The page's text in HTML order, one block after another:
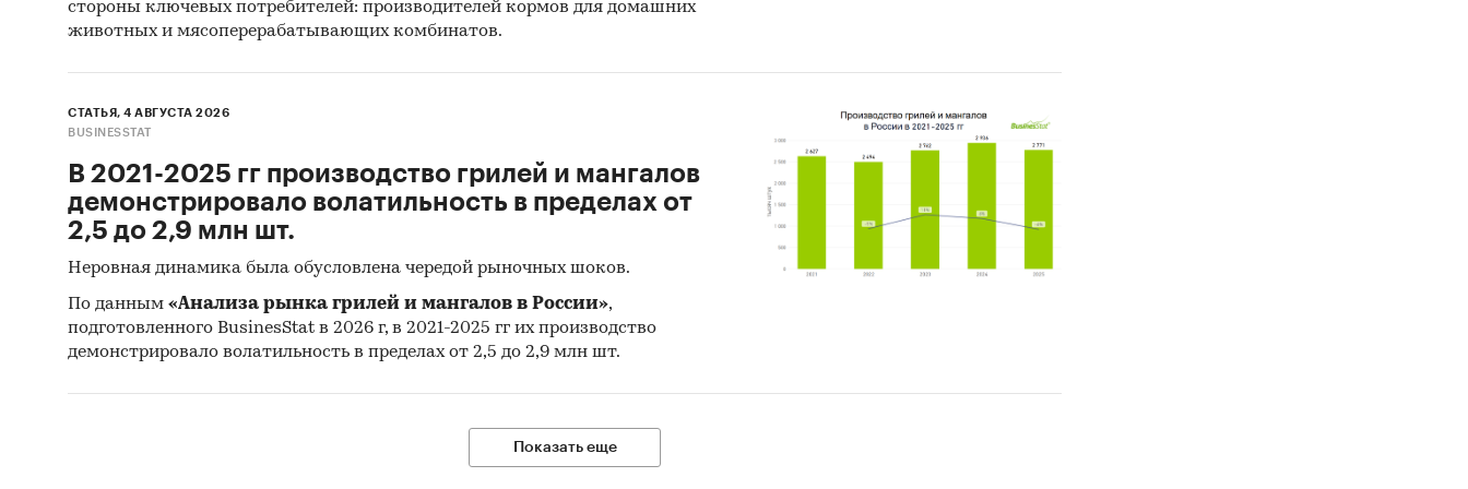
Источники получения информации
Материалы DataMonitor, EuroMonitor, Eurostat.
Печатные и электронные деловые и специализированные
издания, аналитические обзоры.
Ресурсы сети Интернет в России и мире.
Экспертные опросы.
Материалы участников отечественного и мирового рынков.
Материалы отраслевых учреждений и базы данных.
стороны ключевых потребителей: производителей кормов для домашних
животных и мясоперерабатывающих комбинатов.
СТАТЬЯ, 4 АВГУСТА 2026
BUSINESSTAT
В 2021-2025 гг производство грилей и мангалов
демонстрировало волатильность в пределах от
2,5 до 2,9 млн шт.
Неровная динамика была обусловлена чередой рыночных шоков.
По данным «Анализа рынка грилей и мангалов в России»,
подготовленного BusinesStat в 2026 г, в 2021-2025 гг их производство
демонстрировало волатильность в пределах от 2,5 до 2,9 млн шт.
Показать еще